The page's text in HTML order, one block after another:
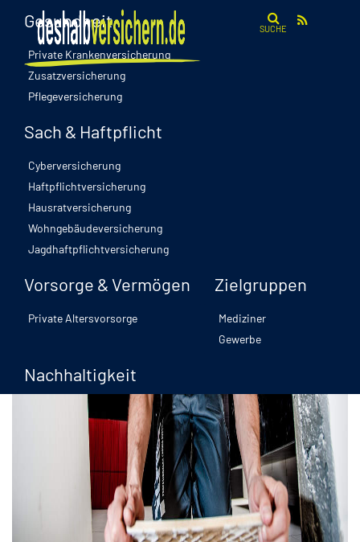
SUCHE
Gesundheit
Private Krankenversicherung
Zusatzversicherung
Pflegeversicherung
Sach & Haftpflicht
Cyberversicherung
Haftpflichtversicherung
Hausratversicherung
Wohngebäudeversicherung
Jagdhaftpflichtversicherung
Vorsorge & Vermögen
Private Altersvorsorge
Zielgruppen
Mediziner
Gewerbe
Nachhaltigkeit